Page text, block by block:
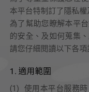
活動
課程資訊
本平台特制訂了隱私
為了幫助您瞭解本平
的安全、及如何蒐集
請您仔細閱讀以下各項
1. 適用範圍
(1) 使用本平台服務